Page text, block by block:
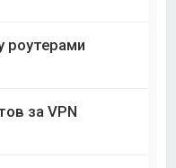
за VPN